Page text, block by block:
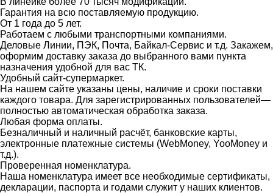
Гарантия на всю поставляемую продукцию.
От 1 года до 5 лет.
Работаем с любыми транспортными компаниями.
Деловые Линии, ПЭК, Почта, Байкал-Сервис и т.д. Закажем,
оформим доставку заказа до выбранного вами пункта
назначения удобной для вас ТК.
Удобный сайт-супермаркет.
На нашем сайте указаны цены, наличие и сроки поставки
каждого товара. Для зарегистрированных пользователей—
полностью автоматическая обработка заказа.
Любая форма оплаты.
Безналичный и наличный расчёт, банковские карты,
электронные платежные системы (WebMoney, YooMoney и
т.д.).
Проверенная номенклатура.
Наша номенклатура имеет все необходимые сертификаты,
декларации, паспорта и годами служит у наших клиентов.